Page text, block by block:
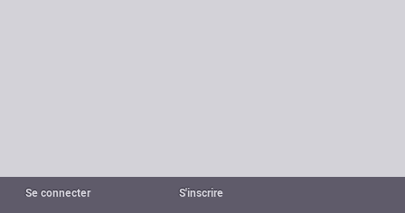
Se connecter S'inscrire